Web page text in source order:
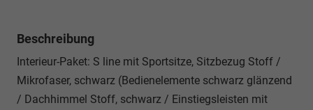
Beschreibung
Interieur-Paket: S line mit Sportsitze, Sitzbezug Stoff /
Mikrofaser, schwarz (Bedienelemente schwarz glänzend
/ Dachhimmel Stoff, schwarz / Einstiegsleisten mit